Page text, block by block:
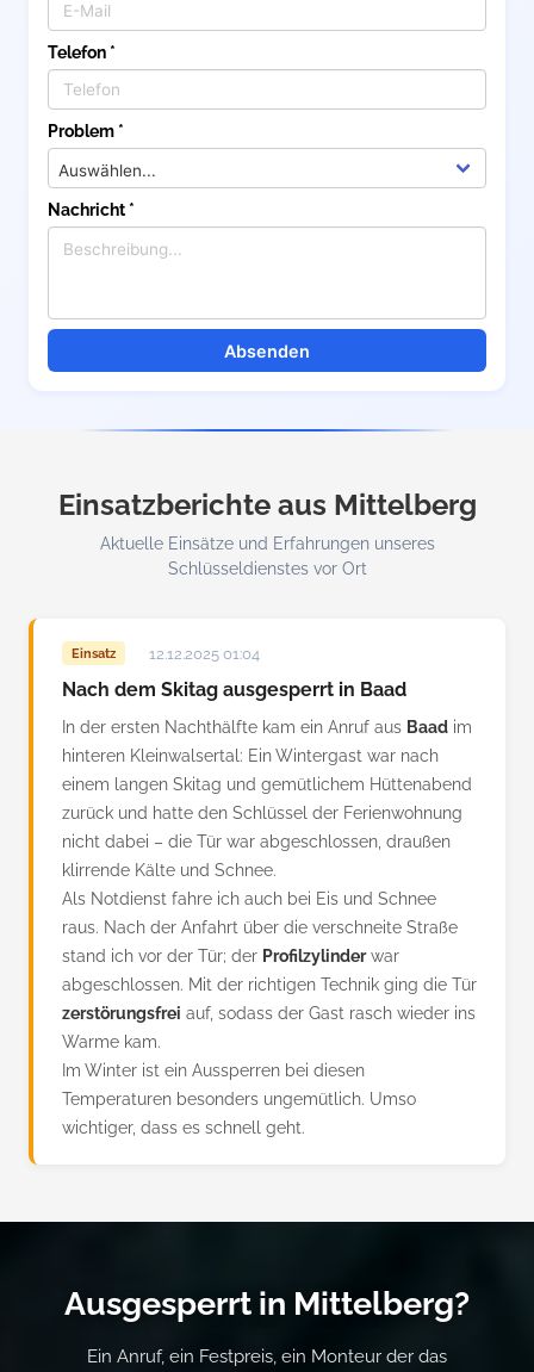
Telefon *
Problem *
Nachricht *
Absenden
Einsatzberichte aus Mittelberg
Aktuelle Einsätze und Erfahrungen unseres
Schlüsseldienstes vor Ort
Einsatz 12.12.2025 01:04
Nach dem Skitag ausgesperrt in Baad
In der ersten Nachthälfte kam ein Anruf aus Baad im
hinteren Kleinwalsertal: Ein Wintergast war nach
einem langen Skitag und gemütlichem Hüttenabend
zurück und hatte den Schlüssel der Ferienwohnung
nicht dabei – die Tür war abgeschlossen, draußen
klirrende Kälte und Schnee.
Als Notdienst fahre ich auch bei Eis und Schnee
raus. Nach der Anfahrt über die verschneite Straße
stand ich vor der Tür; der Profilzylinderwar
abgeschlossen. Mit der richtigen Technik ging die Tür
zerstörungsfrei auf, sodass der Gast rasch wieder ins
Warme kam.
Im Winter ist ein Aussperren bei diesen
Temperaturen besonders ungemütlich. Umso
wichtiger, dass es schnell geht.
Ausgesperrt in Mittelberg?
Ein Anruf, ein Festpreis, ein Monteur der das